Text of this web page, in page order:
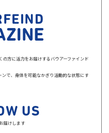
の方に活力をお届けするバウアーファインド
で、身体を可能なかぎり活動的な状態にす
US
届けします